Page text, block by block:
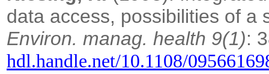
data access, possibilities of a
Environ. manag. health 9(1):
hdl.handle.net/10.1108/